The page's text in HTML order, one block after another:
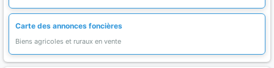
Carte des annonces foncières
Biens agricoles et ruraux en vente